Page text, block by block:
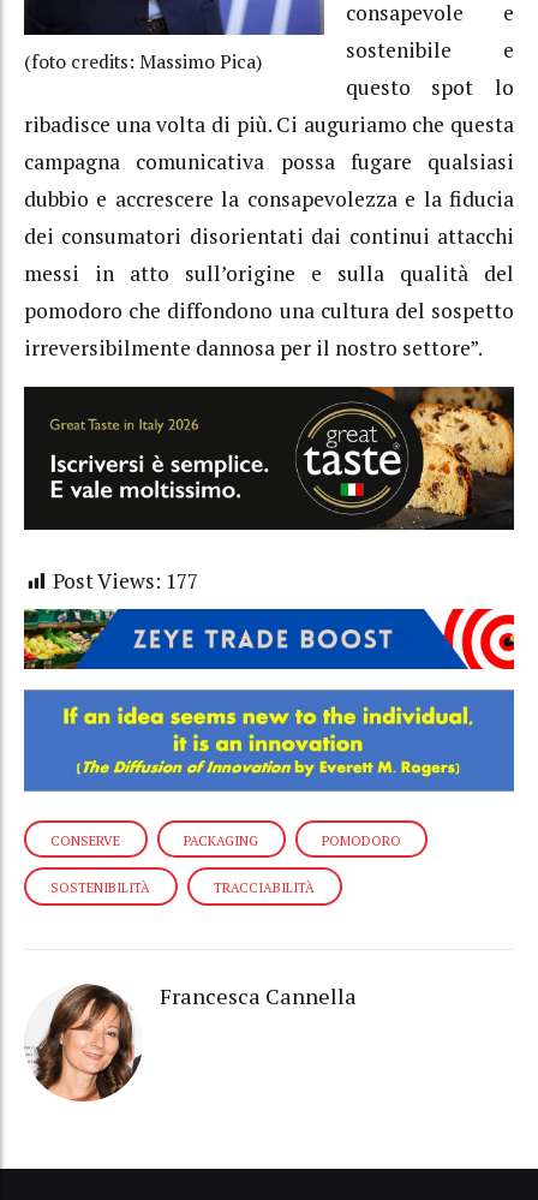
(foto credits: Massimo Pica)
consapevole e
sostenibile e
questo spot lo
ribadisce una volta di più. Ci auguriamo che questa
campagna comunicativa possa fugare qualsiasi
dubbio e accrescere la consapevolezza e la fiducia
dei consumatori disorientati dai continui attacchi
messi in atto sull’origine e sulla qualità del
pomodoro che diffondono una cultura del sospetto
irreversibilmente dannosa per il nostro settore”.
Post Views: 177
CONSERVE PACKAGING POMODORO
SOSTENIBILITÀ TRACCIABILITÀ
Francesca Cannella